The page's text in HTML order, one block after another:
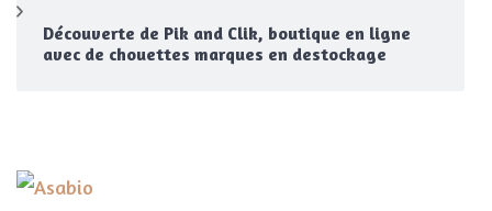
Découverte de Pik and Clik, boutique en ligne
avec de chouettes marques en destockage